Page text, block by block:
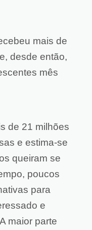
mais de
desde então,
mês
de 21 milhões
e estima-se
queiram se
poucos
para
e
maior parte